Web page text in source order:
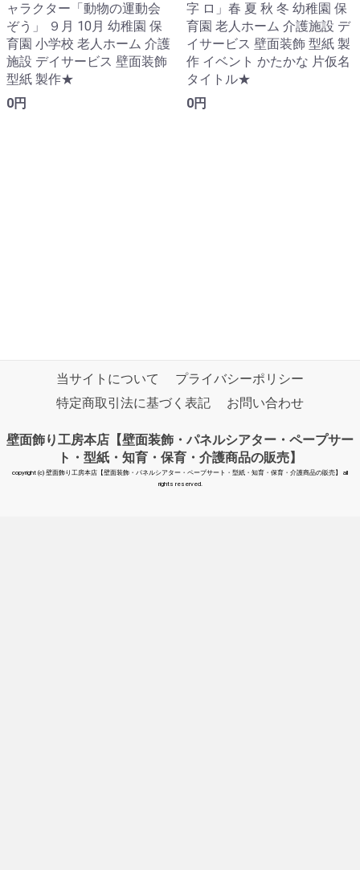
ャラクター「動物の運動会
ぞう」 ９月 10月 幼稚園 保
育園 小学校 老人ホーム 介護
施設 デイサービス 壁面装飾
型紙 製作★
0円
字 ロ」春 夏 秋 冬 幼稚園 保
育園 老人ホーム 介護施設 デ
イサービス 壁面装飾 型紙 製
作 イベント かたかな 片仮名
タイトル★
0円
当サイトについて
プライバシーポリシー
特定商取引法に基づく表記
お問い合わせ
壁面飾り工房本店【壁面装飾・パネルシアター・ペープサー
ト・型紙・知育・保育・介護商品の販売】
copyright (c) 壁面飾り工房本店【壁面装飾・パネルシアター・ペープサート・型紙・知育・保育・介護商品の販売】 all
rights reserved.